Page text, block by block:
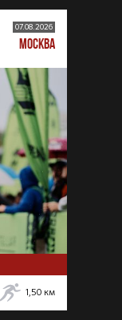
07.08.2026
МОСКВА
1,50 км